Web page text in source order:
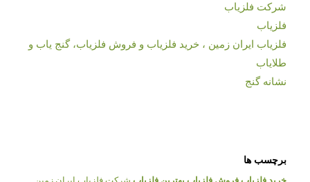
شرکت فلزیاب
فلزیاب
فلزیاب ایران زمین ، خرید فلزیاب و فروش فلزیاب، گنج یاب و
طلایاب
نشانه گنج
برچسب ها